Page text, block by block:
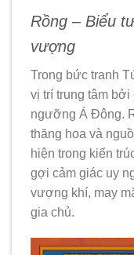
Rồng – Biểu
vượng
Trong bức tranh
vị trí trung tâm bởi
ngưỡng Á Đông.
thăng hoa và
hiện trong kiến
gợi cảm giác uy
vượng khí, may
gia chủ.